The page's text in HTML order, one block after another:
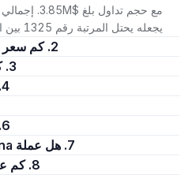
يجعله يحتل المرتبة رقم 1325 بين العملات الرقمية الأخرى.
2. كم سعر وحدة واحدة من Thena؟
3. كيف تستثمر في Thena؟
4. أين يمكن شراء Thena؟
6. كيف يمكنك بيع Thena؟
7. هل عملة Thena تمثل استثمارًا جيدًا؟
8. كم عدد Thena المتوفر حاليًا؟